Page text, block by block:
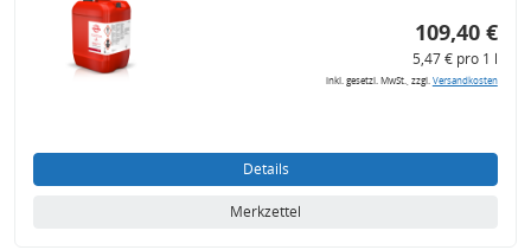
109,40 €
5,47 € pro 1 l
inkl. gesetzl. MwSt., zzgl.Versandkosten
Details
Merkzettel